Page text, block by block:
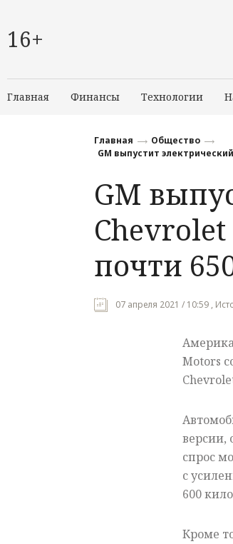
16+
Главная Финансы Технологии
Главная
Общество
GM выпустит
GM
почти
07 апреля 2021 / 10:59 ,
Motors
версии,
спрос
с
600
Кроме